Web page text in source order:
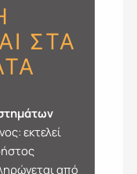
ΣΤΑ
εκτελεί
από